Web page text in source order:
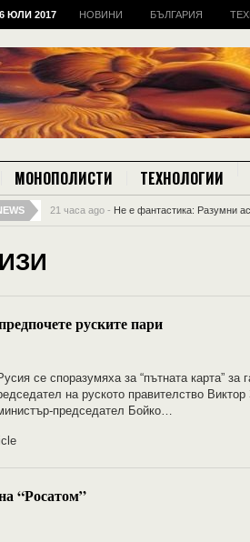
ЮЛИ 2017 НОВИНИ БЪЛГАРИЯ
МОНОПОЛИСТИ ТЕХНОЛОГИИ
21 часа ago - Не е фантастика: Разумни
руските пари
се споразумяха за “пътната карта”
на руското правителство
председател Бойко…
“Росатом”